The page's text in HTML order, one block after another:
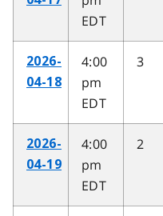
EDT
2026-
04-18
4:00
pm
EDT
3
2026-
04-19
4:00
pm
EDT
2